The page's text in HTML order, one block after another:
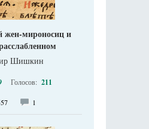
жен-мироносиц и
Шишкин
Голосов: 211
1